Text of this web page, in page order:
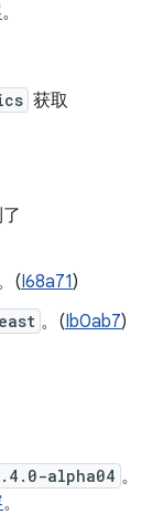
。
获取
(I68a71)
。(Ib0ab7)
alpha04 。
。